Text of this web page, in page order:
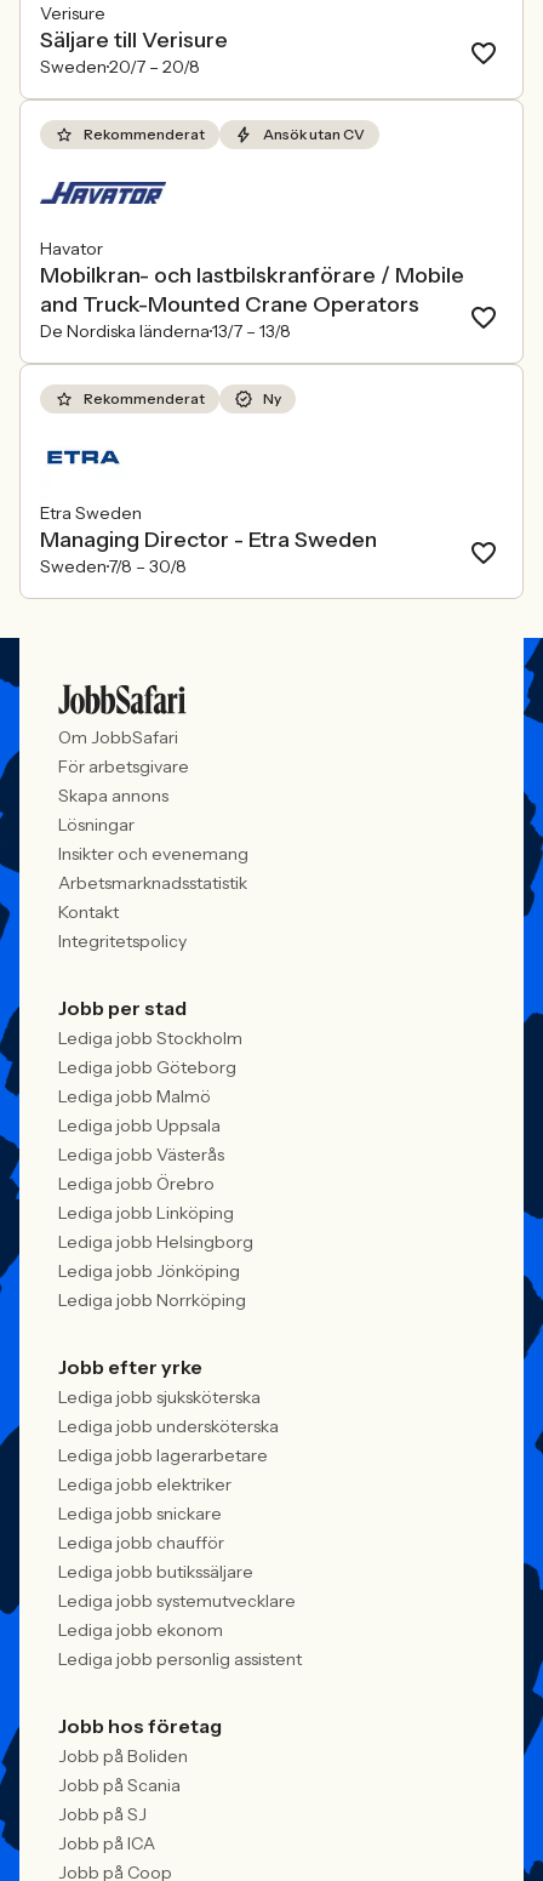
Verisure
Säljare till Verisure
Sweden20/7 – 20/8
Rekommenderat Ansök utan CV
Havator
Mobilkran- och lastbilskranförare / Mobile
and Truck-Mounted Crane Operators
De Nordiska länderna13/7 – 13/8
Rekommenderat Ny
Etra Sweden
Managing Director - Etra Sweden
Sweden7/8 – 30/8
Om JobbSafari
För arbetsgivare
Skapa annons
Lösningar
Insikter och evenemang
Arbetsmarknadsstatistik
Kontakt
Integritetspolicy
Jobb per stad
Lediga jobb Stockholm
Lediga jobb Göteborg
Lediga jobb Malmö
Lediga jobb Uppsala
Lediga jobb Västerås
Lediga jobb Örebro
Lediga jobb Linköping
Lediga jobb Helsingborg
Lediga jobb Jönköping
Lediga jobb Norrköping
Jobb efter yrke
Lediga jobb sjuksköterska
Lediga jobb undersköterska
Lediga jobb lagerarbetare
Lediga jobb elektriker
Lediga jobb snickare
Lediga jobb chaufför
Lediga jobb butikssäljare
Lediga jobb systemutvecklare
Lediga jobb ekonom
Lediga jobb personlig assistent
Jobb hos företag
Jobb på Boliden
Jobb på Scania
Jobb på SJ
Jobb på ICA
Jobb på Coop